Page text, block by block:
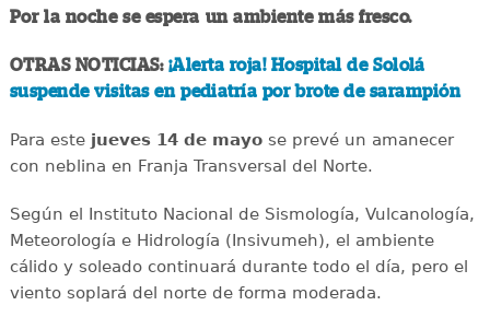
Por la noche se espera un ambiente más fresco.
OTRAS NOTICIAS: ¡Alerta roja! Hospital de Sololá
suspende visitas en pediatría por brote de sarampión
Para estejueves 14 de mayose prevé un amanecer
con neblina en Franja Transversal del Norte.
Según el Instituto Nacional de Sismología, Vulcanología,
Meteorología e Hidrología (Insivumeh), el ambiente
cálido y soleado continuará durante todo el día, pero el
viento soplará del norte de forma moderada.